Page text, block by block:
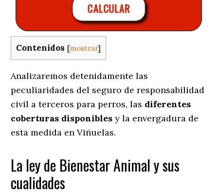
CALCULAR
Contenidos [mostrar]
Analizaremos detenidamente las
peculiaridades del seguro de responsabilidad
civil a terceros para perros, las diferentes
coberturas disponibles y la envergadura de
esta medida en Viñuelas.
La ley de Bienestar Animal y sus
cualidades